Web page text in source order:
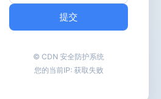
提交
© CDN 安全防护系统
您的当前IP: 获取失败